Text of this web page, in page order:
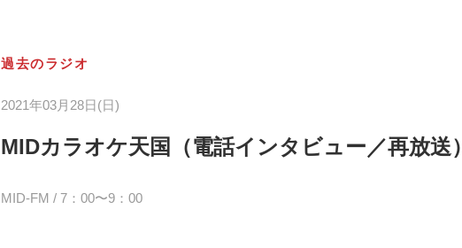
過去のラジオ
2021年03月28日(日)
MIDカラオケ天国（電話インタビュー／再放送）
MID-FM / 7：00〜9：00